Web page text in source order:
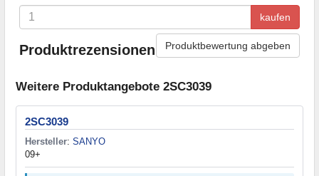
kaufen
Produktrezensionen Produktbewertung abgeben
Weitere Produktangebote 2SC3039
2SC3039
Hersteller: SANYO
09+